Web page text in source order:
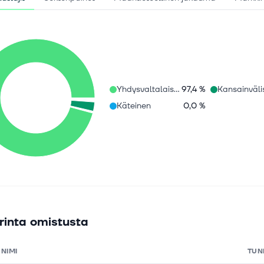
Yhdysvaltalaiset osakkeet 97,4 %
Käteinen
0,0 %
omistusta
NIMI